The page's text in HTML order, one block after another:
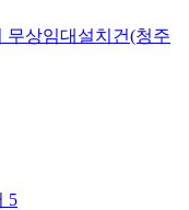
무상임대설치건(청주
5